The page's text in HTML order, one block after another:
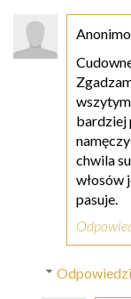
bardziej
chwila
włosów
pasuje.
Odpowiedzi